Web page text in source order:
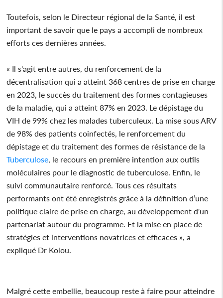
Toutefois, selon le Directeur régional de la Santé, il est
important de savoir que le pays a accompli de nombreux
efforts ces dernières années.
« Il s'agit entre autres, du renforcement de la
décentralisation qui a atteint 368 centres de prise en charge
en 2023, le succès du traitement des formes contagieuses
de la maladie, qui a atteint 87% en 2023. Le dépistage du
VIH de 99% chez les malades tuberculeux. La mise sous ARV
de 98% des patients coinfectés, le renforcement du
dépistage et du traitement des formes de résistance de la
Tuberculose , le recours en première intention aux outils
moléculaires pour le diagnostic de tuberculose. Enfin, le
suivi communautaire renforcé. Tous ces résultats
performants ont été enregistrés grâce à la définition d’une
politique claire de prise en charge, au développement d'un
partenariat autour du programme. Et la mise en place de
stratégies et interventions novatrices et efficaces », a
expliqué Dr Kolou.
Malgré cette embellie, beaucoup reste à faire pour atteindre